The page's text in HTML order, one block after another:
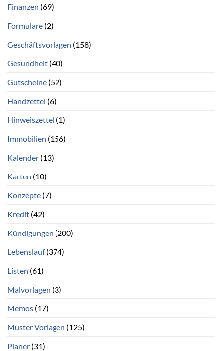
Finanzen (69)
Formulare (2)
Geschäftsvorlagen (158)
Gesundheit (40)
Gutscheine (52)
Handzettel (6)
Hinweiszettel (1)
Immobilien (156)
Kalender (13)
Karten (10)
Konzepte (7)
Kredit (42)
Kündigungen (200)
Lebenslauf(374)
Listen (61)
Malvorlagen (3)
Memos (17)
Muster Vorlagen (125)
Planer (31)